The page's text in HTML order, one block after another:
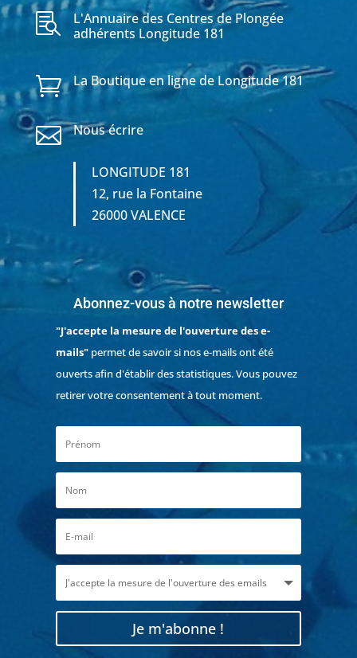

L'Annuaire des Centres de Plongée
adhérents Longitude 181
 La Boutique en ligne de Longitude 181
 Nous écrire
LONGITUDE 181
12, rue la Fontaine
26000 VALENCE
Abonnez-vous à notre newsletter
"J'accepte la mesure de l'ouverture des e-
mails"permet de savoir si nos e-mails ont été
ouverts afin d'établir des statistiques. Vous pouvez
retirer votre consentement à tout moment.
Je m'abonne !